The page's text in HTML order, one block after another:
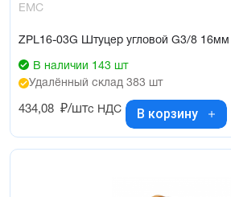
EMC
ZPL16-03G Штуцер угловой G3/8 16мм
В наличии 143 шт
Удалённый склад 383 шт
434,08 ₽/штс НДС В корзину